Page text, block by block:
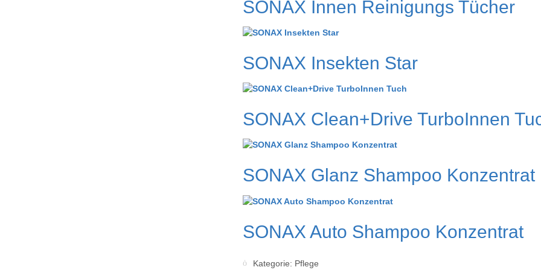
SONAX Innen Reinigungs Tücher
SONAX Insekten Star
SONAX Clean+Drive TurboInnen
SONAX Glanz Shampoo Konzentrat
SONAX Auto Shampoo Konzentrat
Kategorie: Pflege